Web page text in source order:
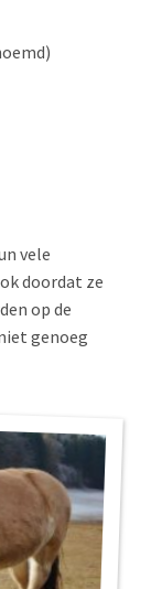
vele
doordat ze
op de
genoeg